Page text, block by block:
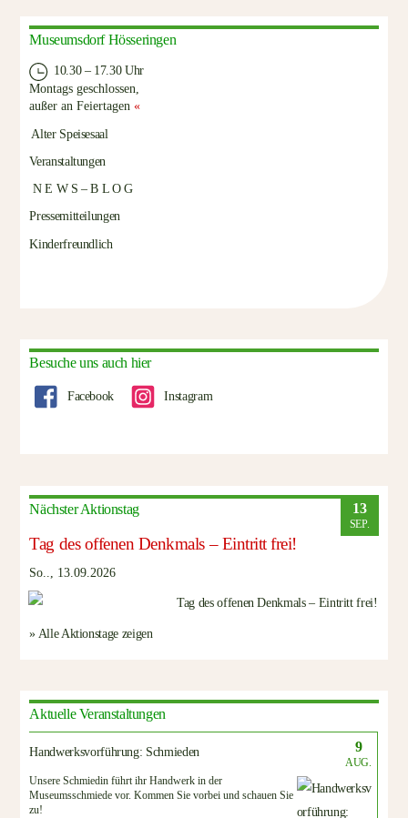
Museumsdorf Hösseringen
10.30 – 17.30 Uhr
Montags geschlossen,
außer an Feiertagen«
Alter Speisesaal
Veranstaltungen
N E W S – B L O G
Pressemitteilungen
Kinderfreundlich
Besuche uns auch hier
Facebook Instagram
Nächster Aktionstag 13
SEP.
Tag des offenen Denkmals – Eintritt frei!
So.., 13.09.2026
» Alle Aktionstage zeigen
Aktuelle Veranstaltungen
Handwerksvorführung: Schmieden 9
AUG.
Unsere Schmiedin führt ihr Handwerk in der
Museumsschmiede vor. Kommen Sie vorbei und schauen Sie
zu!